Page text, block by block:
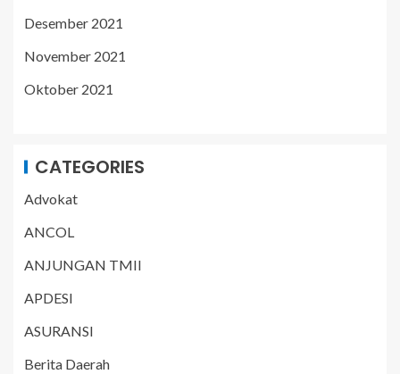
Desember 2021
November 2021
Oktober 2021
CATEGORIES
Advokat
ANCOL
ANJUNGAN TMII
APDESI
ASURANSI
Berita Daerah